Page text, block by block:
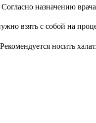
Согласно назначению врача
взять с собой на
Рекомендуется носить халат.